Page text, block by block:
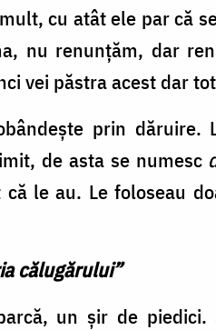
cu atât ele par că
nu renunțăm, dar
vei păstra acest dar
prin
de asta se numesc
le au. Le foloseau
călugărului”
un şir de